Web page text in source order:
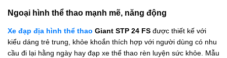
Ngoại hình thể thao mạnh mẽ, năng động
Xe đạp địa hình thể thao Giant STP 24 FS được thiết kế với
kiểu dáng trẻ trung, khỏe khoắn thích hợp với người dùng có nhu
cầu đi lại hằng ngày hay đạp xe thể thao rèn luyện sức khỏe. Mẫu